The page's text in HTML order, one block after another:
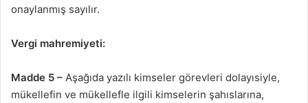
onaylanmış sayılır.
Vergi mahremiyeti:
Madde 5 – Aşağıda yazılı kimseler görevleri dolayısiyle,
mükellefin ve mükellefle ilgili kimselerin şahıslarına,